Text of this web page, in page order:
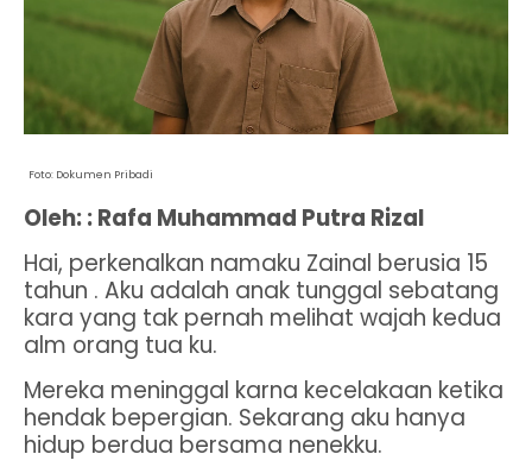
Foto: Dokumen Pribadi
Oleh: : Rafa Muhammad Putra Rizal
Hai, perkenalkan namaku Zainal berusia 15
tahun . Aku adalah anak tunggal sebatang
kara yang tak pernah melihat wajah kedua
alm orang tua ku.
Mereka meninggal karna kecelakaan ketika
hendak bepergian. Sekarang aku hanya
hidup berdua bersama nenekku.